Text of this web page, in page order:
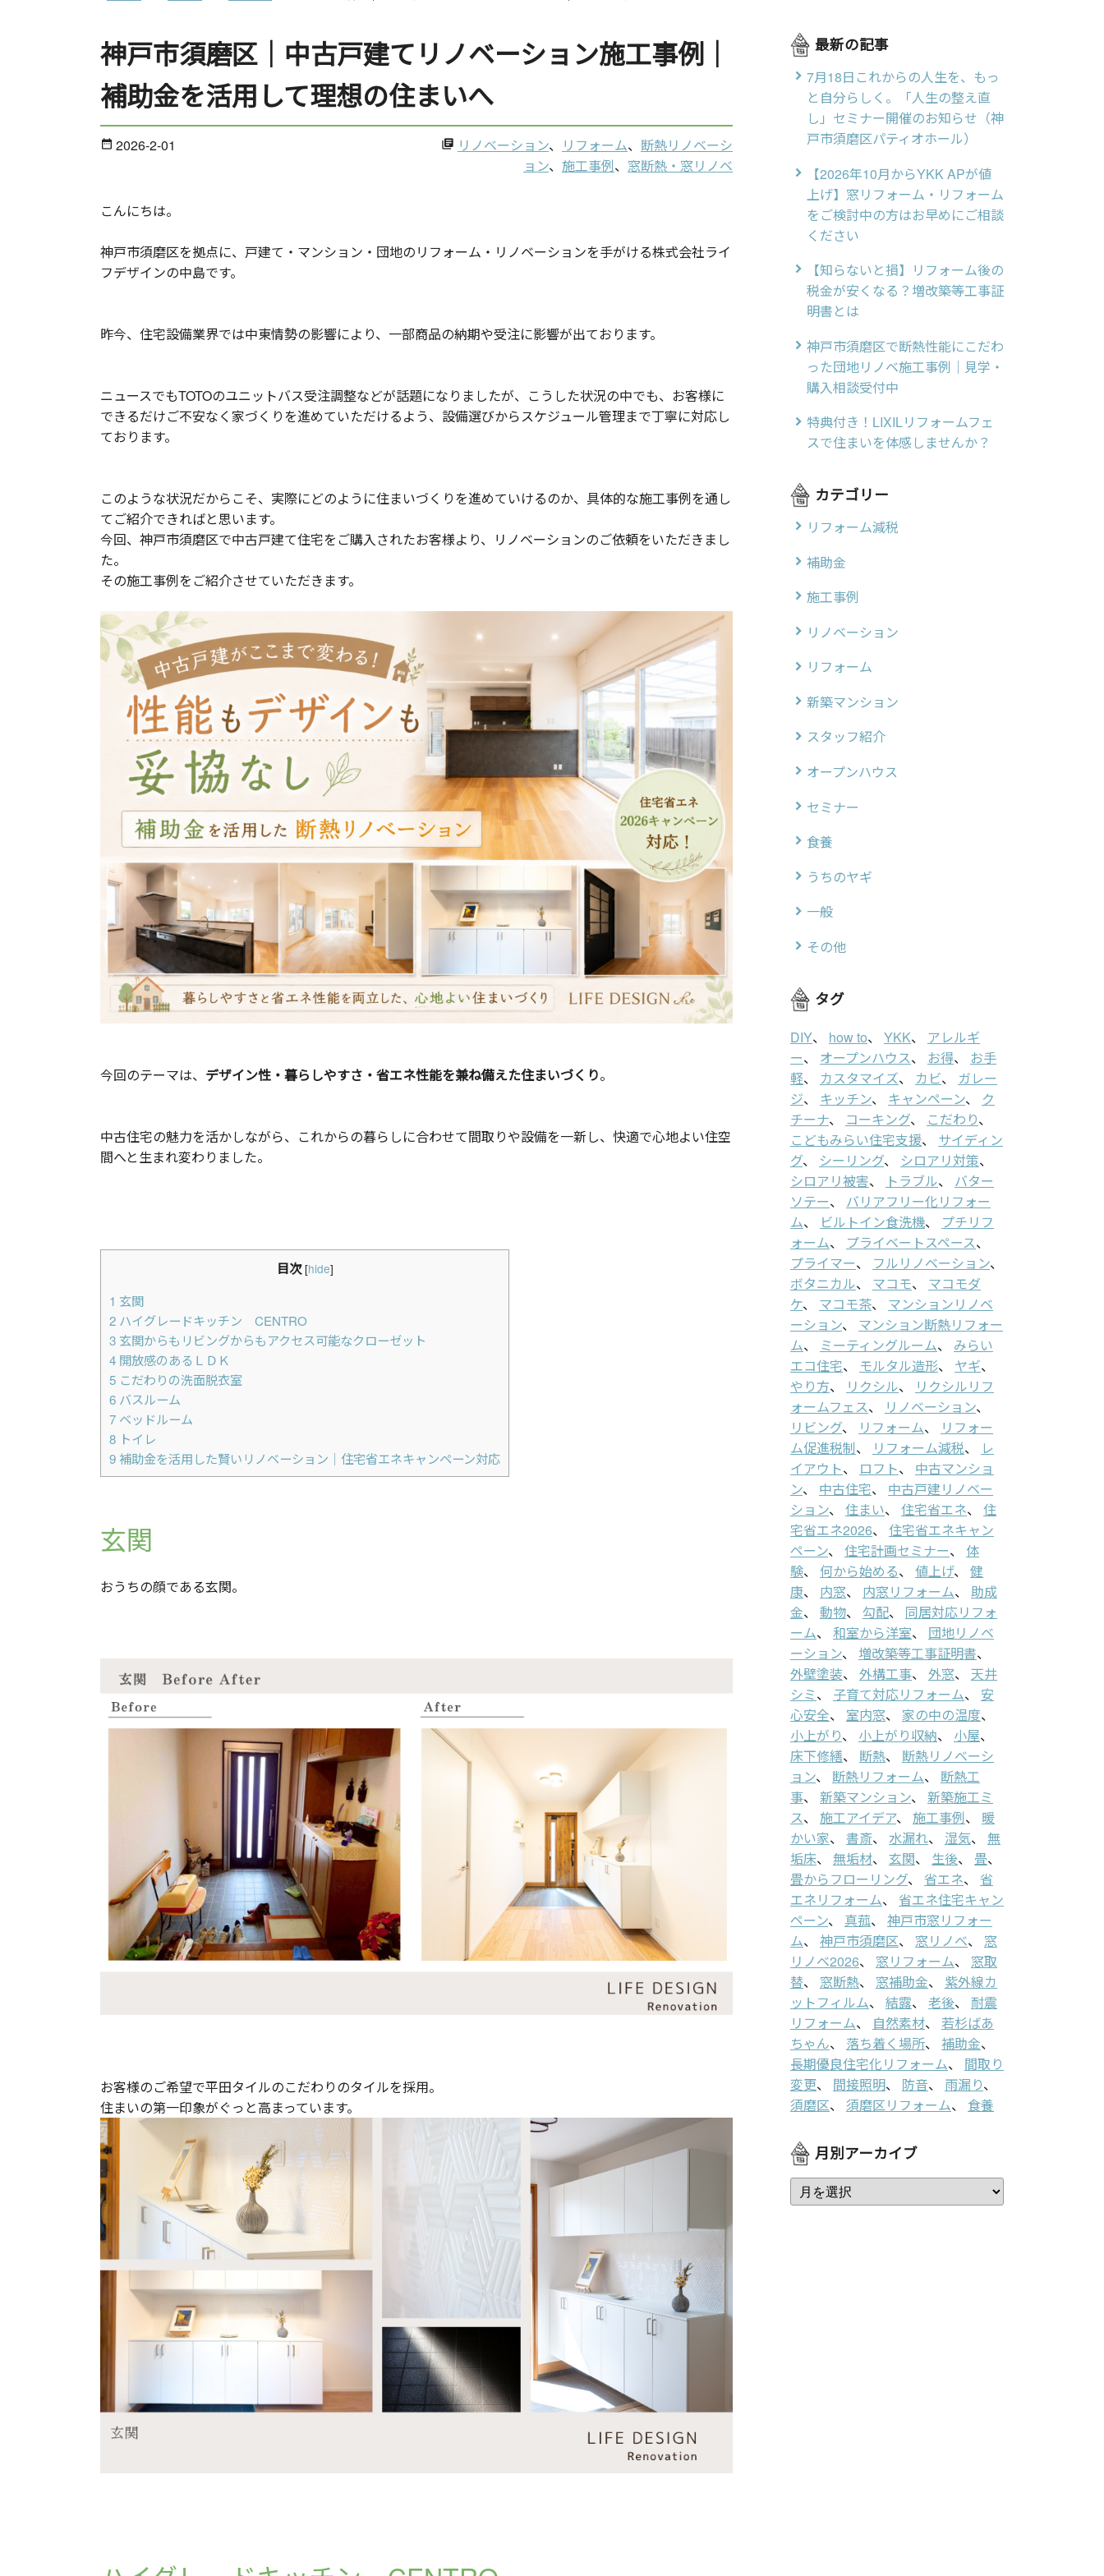
神戸市須磨区｜中古戸建てリノベーション施工事例｜
補助金を活用して理想の住まいへ
date_range 2026-2-01 library_books リノベーション、 リフォーム、 断熱リノベーシ
ョン、 施工事例、 窓断熱・窓リノベ
こんにちは。
神戸市須磨区を拠点に、戸建て・マンション・団地のリフォーム・リノベーションを手がける株式会社ライ
フデザインの中島です。
昨今、住宅設備業界では中東情勢の影響により、一部商品の納期や受注に影響が出ております。
ニュースでもTOTOのユニットバス受注調整などが話題になりましたが、こうした状況の中でも、お客様に
できるだけご不安なく家づくりを進めていただけるよう、設備選びからスケジュール管理まで丁寧に対応し
ております。
このような状況だからこそ、実際にどのように住まいづくりを進めていけるのか、具体的な施工事例を通し
てご紹介できればと思います。
今回、神戸市須磨区で中古戸建て住宅をご購入されたお客様より、リノベーションのご依頼をいただきまし
た。
その施工事例をご紹介させていただきます。
今回のテーマは、 デザイン性・暮らしやすさ・省エネ性能を兼ね備えた住まいづくり。
中古住宅の魅力を活かしながら、これからの暮らしに合わせて間取りや設備を一新し、快適で心地よい住空
間へと生まれ変わりました。
目次 [hide]
1 玄関
2 ハイグレードキッチン CENTRO
3 玄関からもリビングからもアクセス可能なクローゼット
4 開放感のあるＬＤＫ
5 こだわりの洗面脱衣室
6 バスルーム
7 ベッドルーム
8 トイレ
9補助金を活用した賢いリノベーション｜住宅省エネキャンペーン対応
玄関
おうちの顔である玄関。
お客様のご希望で平田タイルのこだわりのタイルを採用。
住まいの第一印象がぐっと高まっています。
最新の記事
7月18日これからの人生を、もっ
と自分らしく。「人生の整え直
し」セミナー開催のお知らせ（神
戸市須磨区パティオホール）
【2026年10月からYKK APが値
上げ】窓リフォーム・リフォーム
をご検討中の方はお早めにご相談
ください
【知らないと損】リフォーム後の
税金が安くなる？増改築等工事証
明書とは
神戸市須磨区で断熱性能にこだわ
った団地リノベ施工事例｜見学・
購入相談受付中
特典付き！LIXILリフォームフェ
スで住まいを体感しませんか？
カテゴリー
リフォーム減税
補助金
施工事例
リノベーション
リフォーム
新築マンション
スタッフ紹介
オープンハウス
セミナー
食養
うちのヤギ
一般
その他
タグ
DIY、 how to、 YKK、
アレルギ
ー、 オープンハウス、 お得、
お手
軽、 カスタマイズ、 カビ、
ガレー
ジ、 キッチン、 キャンペーン、
ク
チーナ、 コーキング、 こだわり、
こどもみらい住宅支援、
サイディン
グ、 シーリング、 シロアリ対策、
シロアリ被害、 トラブル、
バター
ソテー、
バリアフリー化リフォー
ム、 ビルトイン食洗機、
プチリフ
ォーム、 プライベートスペース、
プライマー、 フルリノベーション、
ボタニカル、 マコモ、
マコモダ
ケ、 マコモ茶、
マンションリノベ
ーション、
マンション断熱リフォー
ム、 ミーティングルーム、
みらい
エコ住宅、 モルタル造形、 ヤギ、
やり方、 リクシル、
リクシルリフ
ォームフェス、 リノベーション、
リビング、 リフォーム、
リフォー
ム促進税制、 リフォーム減税、
レ
イアウト、 ロフト、
中古マンショ
ン、 中古住宅、
中古戸建リノベー
ション、 住まい、 住宅省エネ、
住
宅省エネ2026、
住宅省エネキャン
ペーン、 住宅計画セミナー、
体
験、 何から始める、 値上げ、
健
康、 内窓、 内窓リフォーム、
助成
金、 動物、 勾配、
同居対応リフォ
ーム、 和室から洋室、
団地リノベ
ーション、 増改築等工事証明書、
外壁塗装、 外構工事、 外窓、
天井
シミ、 子育て対応リフォーム、
安
心安全、 室内窓、 家の中の温度、
小上がり、 小上がり収納、 小屋、
床下修繕、 断熱、
断熱リノベーシ
ョン、 断熱リフォーム、
断熱工
事、 新築マンション、
新築施工ミ
ス、 施工アイデア、 施工事例、
暖
かい家、 書斎、 水漏れ、 湿気、
無
垢床、 無垢材、 玄関、 生後、 畳、
畳からフローリング、 省エネ、
省
エネリフォーム、
省エネ住宅キャン
ペーン、 真菰、
神戸市窓リフォー
ム、 神戸市須磨区、 窓リノベ、
窓
リノベ2026、 窓リフォーム、
窓取
替、 窓断熱、 窓補助金、
紫外線カ
ットフィルム、 結露、 老後、
耐震
リフォーム、 自然素材、
若杉ばあ
ちゃん、 落ち着く場所、 補助金、
長期優良住宅化リフォーム、
間取り
変更、 間接照明、 防音、 雨漏り、
須磨区、 須磨区リフォーム、 食養
月別アーカイブ